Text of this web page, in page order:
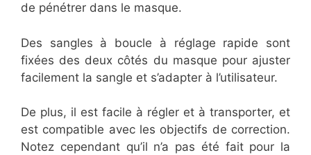
de pénétrer dans le masque.
Des sangles à boucle à réglage rapide sont
fixées des deux côtés du masque pour ajuster
facilement la sangle et s’adapter à l’utilisateur.
De plus, il est facile à régler et à transporter, et
est compatible avec les objectifs de correction.
Notez cependant qu’il n’a pas été fait pour la